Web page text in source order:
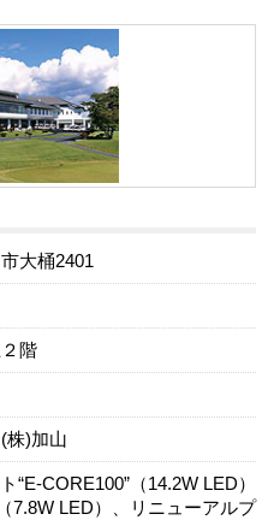
大桶2401
階
株)加山
“E-CORE100”（14.2W LED）
7.8W LED）、リニューアルプ